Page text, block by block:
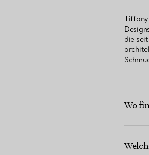
Tiffany
die
Wo